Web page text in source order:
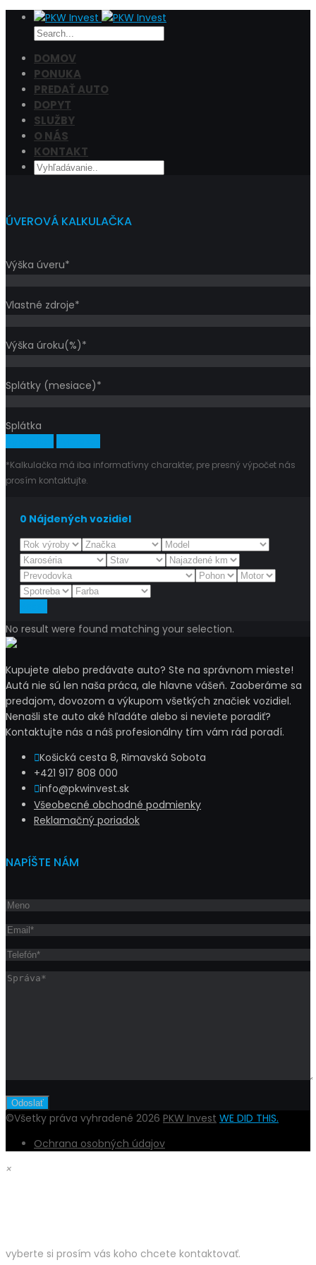
DOMOV
PONUKA
PREDAŤ AUTO
DOPYT
SLUŽBY
O NÁS
KONTAKT
Cena
Filtrovať
ÚVEROVÁ KALKULAČKA
Výška úveru*
Vlastné zdroje*
Výška úroku(%)*
Splátky (mesiace)*
Splátka
*Kalkulačka má iba informatívny charakter, pre presný výpočet nás
prosím kontaktujte.
0 Nájdených vozidiel
No result were found matching your selection.
Kupujete alebo predávate auto? Ste na správnom mieste!
Autá nie sú len naša práca, ale hlavne vášeň. Zaoberáme sa
predajom, dovozom a výkupom všetkých značiek vozidiel.
Nenašli ste auto aké hľadáte alebo si neviete poradiť?
Kontaktujte nás a náš profesionálny tím vám rád poradí.
Košická cesta 8, Rimavská Sobota
+421 917 808 000
info@pkwinvest.sk
Všeobecné obchodné podmienky
Reklamačný poriadok
NAPÍŠTE NÁM
©Všetky práva vyhradené 2026 PKW Invest WE DID THIS.
Ochrana osobných údajov
×
vyberte si prosím vás koho chcete kontaktovať.